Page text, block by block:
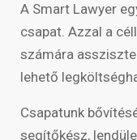
A Smart Lawyer
csapat. Azzal a
számára
lehető
Csapatunk
segítőkész,